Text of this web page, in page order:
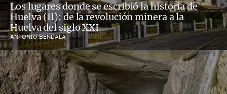
Los lugares donde se escribió la historia de
Huelva (II): de la revolución minera a la
Huelva del siglo XXI
ANTONIO BENDALA